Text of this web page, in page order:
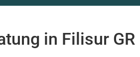
in Filisur GR